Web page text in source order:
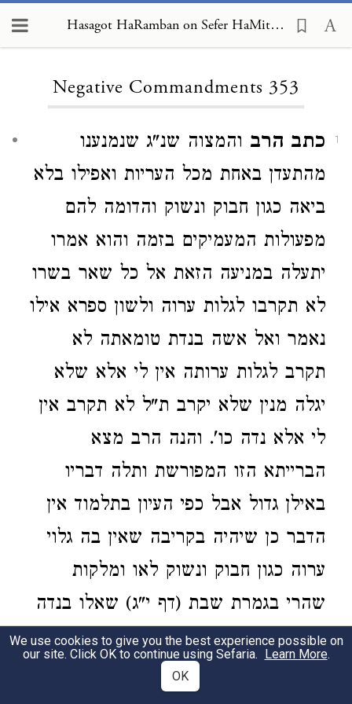
Hasagot HaRamban on Sefer HaMitzvot, Negative Commandments 353
Negative Commandments 353
1 כתב הרב והמצוה שנ"ג שנמנענו
מהתעדן באחת מכל העריות ואפילו בלא
ביאה כגון חבוק ונשוק והדומה להם
מפעולות המעמיקים בזמה והוא אמרו
יתעלה במניעה הזאת אל כל שאר בשרו
לא תקרבו לגלות ערוה ולשון ספרא אילו
נאמר ואל אשה בנדת טומאתה לא
תקרב לגלות ערותה אין לי אלא שלא
יגלה מנין שלא יקרב ת"ל לא תקרב אין
לי אלא נדה כו'. והנה הרב מצא
הברייתא הזו המפורשת ותלה דבריו
באילן גדול אבל כפי העיון בתלמוד אין
הדבר כן שיהיה בקריבה שאין בה גלוי
ערוה כגון חבוק ונשוק לאו ומלקות
שהרי בגמרת שבת (דף י"ג) שאלו בנדה
אם מותר שישכב בעלה עמה במטה
אחת היא בבגדה והוא בבגדו והיו מהם
We use cookies to give you the best experience possible on
our site. Click OK to continue using Sefaria. Learn More.
OK